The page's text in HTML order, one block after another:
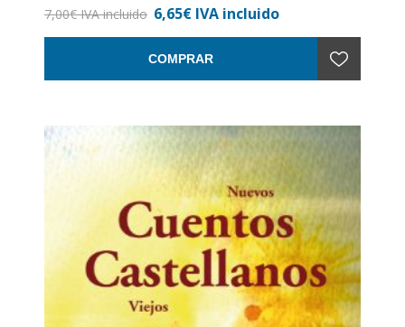
Nº de páginas: 48
7,00€ IVA incluido 6,65€ IVA incluido
COMPRAR